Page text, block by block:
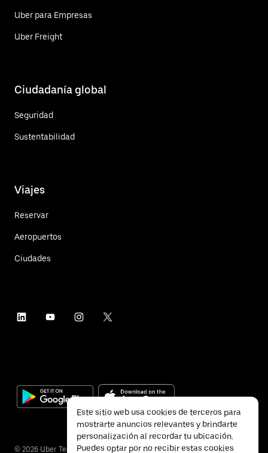
Uber para Empresas
Uber Freight
Ciudadanía global
Seguridad
Sustentabilidad
Viajes
Reservar
Aeropuertos
Ciudades
© 2026 Uber Technologies Inc.
Este sitio web usa cookies de terceros para
mostrarte anuncios relevantes y brindarte
personalización al recordar tu ubicación.
Puedes optar por no recibir estas cookies